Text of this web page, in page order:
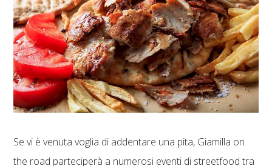
Se vi è venuta voglia di addentare una pita, Giamilla on
the road parteciperà a numerosi eventi di streetfood tra